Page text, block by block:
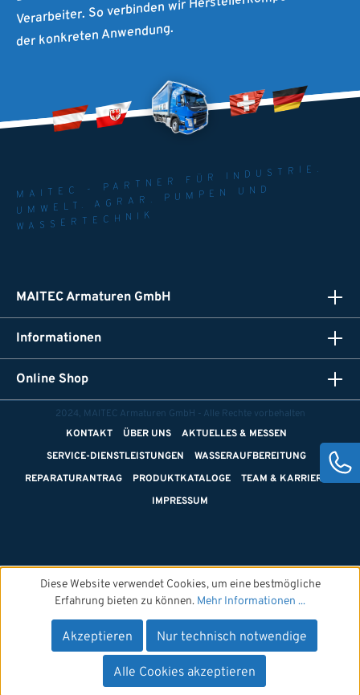
der konkreten Anwendung.
MAITEC - PARTNER FÜR INDUSTRIE.
UMWELT. AGRAR. PUMPEN UND
WASSERTECHNIK
MAITEC Armaturen GmbH
Informationen
Online Shop
2024, MAITEC Armaturen GmbH - Alle Rechte vorbehalten
KONTAKT
ÜBER UNS
AKTUELLES & MESSEN
SERVICE-DIENSTLEISTUNGEN
WASSERAUFBEREITUNG
REPARATURANTRAG
PRODUKTKATALOGE
TEAM & KARRIERE
IMPRESSUM
Diese Website verwendet Cookies, um eine bestmögliche
Erfahrung bieten zu können. Mehr Informationen ...
Nur technisch notwendige
Akzeptieren
Alle Cookies akzeptieren